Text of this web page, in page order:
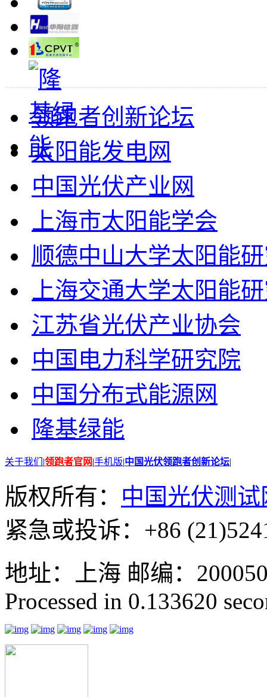
领跑者创新论坛
太阳能发电网
中国光伏产业网
上海市太阳能学会
顺德中山大学太阳能
上海交通大学太阳能
江苏省光伏产业协会
中国电力科学研究院
中国分布式能源网
隆基绿能
关于我们 |领跑者官网|手机版|中国光伏领跑者创新论坛|
版权所有： 中国光伏测试
紧急或投诉：+86
地址：上海 邮编：
Processed in 0.133620